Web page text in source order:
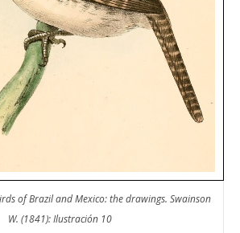
of Brazil and Mexico: the drawings. Swainson
W. (1841): Ilustración 10